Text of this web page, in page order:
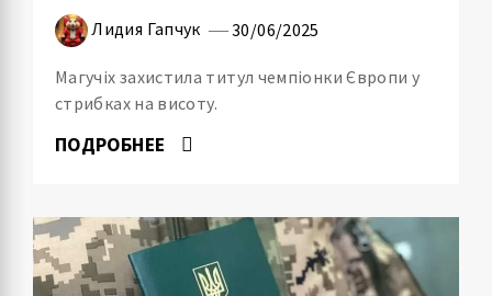
Лидия Гапчук 30/06/2025
Магучіх захистила титул чемпіонки Європи у
стрибках на висоту.
ПОДРОБНЕЕ